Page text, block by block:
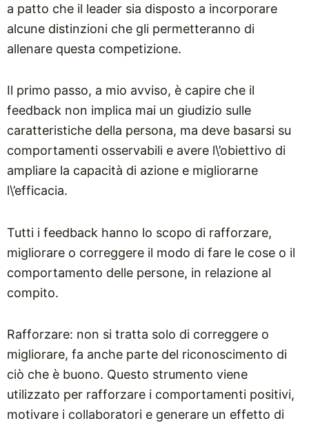
a patto che il leader sia disposto a incorporare
alcune distinzioni che gli permetteranno di
allenare questa competizione.
Il primo passo, a mio avviso, è capire che il
feedback non implica mai un giudizio sulle
caratteristiche della persona, ma deve basarsi su
comportamenti osservabili e avere l\’obiettivo di
ampliare la capacità di azione e migliorarne
l\’efficacia.
Tutti i feedback hanno lo scopo di rafforzare,
migliorare o correggere il modo di fare le cose o il
comportamento delle persone, in relazione al
compito.
Rafforzare: non si tratta solo di correggere o
migliorare, fa anche parte del riconoscimento di
ciò che è buono. Questo strumento viene
utilizzato per rafforzare i comportamenti positivi,
motivare i collaboratori e generare un effetto di